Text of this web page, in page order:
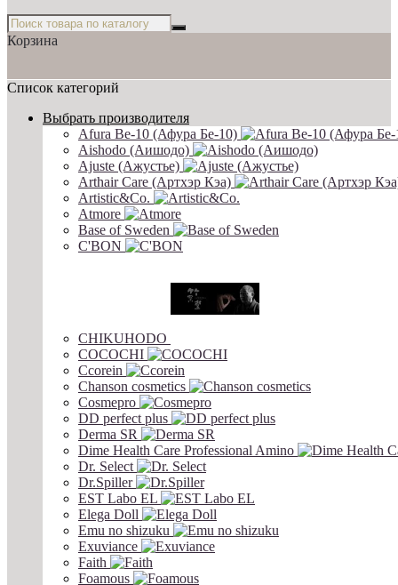
Корзина
Список категорий
Выбрать производителя
Afura Be-10 (Афура Бе-10)
Aishodo (Аишодо)
Ajuste (Ажустье)
Arthair Care (Артхэр Кэа)
Artistic&Co.
Atmore
Base of Sweden
C'BON
CHIKUHODO
COCOCHI
Ccorein
Chanson cosmetics
Cosmepro
DD perfect plus
Derma SR
Dime Health Care Professional Amino
Dr. Select
Dr.Spiller
EST Labo EL
Elega Doll
Emu no shizuku
Exuviance
Faith
Foamous